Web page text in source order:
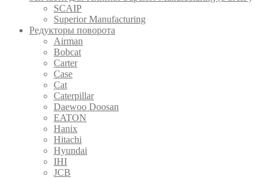
SCAIP
Superior Manufacturing
Редукторы поворота
Airman
Bobcat
Carter
Case
Cat
Caterpillar
Daewoo Doosan
EATON
Hanix
Hitachi
Hyundai
IHI
JCB